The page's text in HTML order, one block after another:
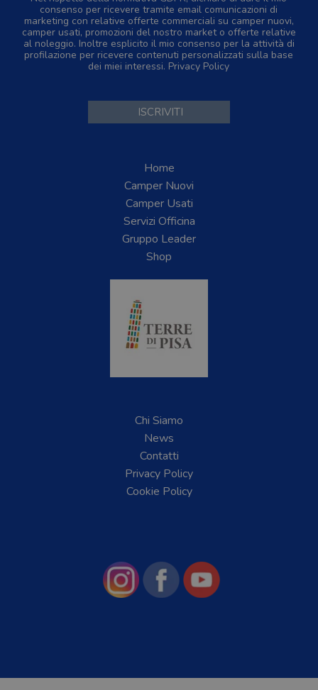
consenso per ricevere tramite email comunicazioni di
marketing con relative offerte commerciali su camper nuovi,
camper usati, promozioni del nostro market o offerte relative
al noleggio. Inoltre esplicito il mio consenso per la attività di
profilazione per ricevere contenuti personalizzati sulla base
dei miei interessi. Privacy Policy
Home
Camper Nuovi
Camper Usati
Servizi Officina
Gruppo Leader
Shop
Chi Siamo
News
Contatti
Privacy Policy
Cookie Policy